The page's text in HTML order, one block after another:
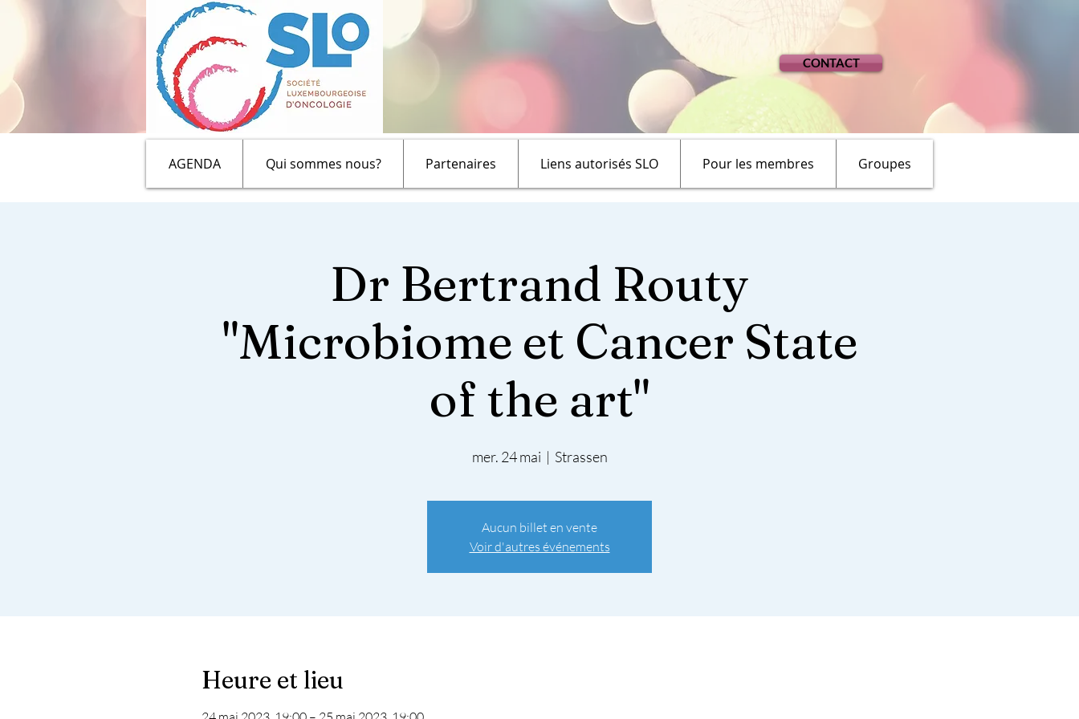
CONTACT
AGENDA Qui sommes nous? Partenaires Liens autorisés SLO Pour les membres Groupes
Dr Bertrand Routy
"Microbiome et Cancer State
of the art"
mer. 24 mai
  |
Strassen
Aucun billet en vente
Voir d'autres événements
Heure et lieu